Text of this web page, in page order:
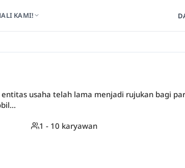
KAMI!
usaha telah lama menjadi rujukan bagi
1 - 10 karyawan